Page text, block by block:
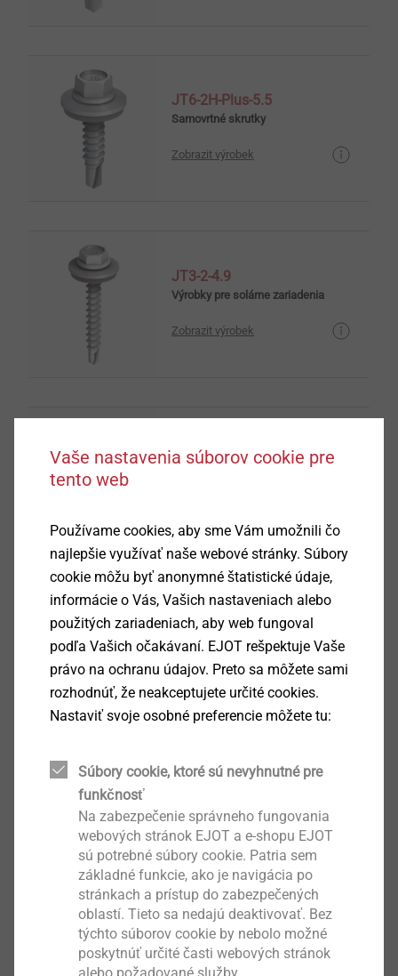
JT6-2H-Plus-5.5
Samovrtné skrutky
Zobrazit výrobek
JT3-2-4.9
Výrobky pre solárne zariadenia
Zobrazit výrobek
JT3-2-6.0
Výrobky pre solárne zariadenia
JF3-FR-2-5.5
Výrobky pre solárne zariadenia
Samovrtné skrutky
Zobrazit výrobek
Vaše nastavenia súborov cookie pre
tento web
Používame cookies, aby sme Vám umožnili čo
najlepšie využívať naše webové stránky. Súbory
cookie môžu byť anonymné štatistické údaje,
informácie o Vás, Vašich nastaveniach alebo
použitých zariadeniach, aby web fungoval
podľa Vašich očakávaní. EJOT rešpektuje Vaše
právo na ochranu údajov. Preto sa môžete sami
rozhodnúť, že neakceptujete určité cookies.
Nastaviť svoje osobné preferencie môžete tu:
Súbory cookie, ktoré sú nevyhnutné pre
funkčnosť
Na zabezpečenie správneho fungovania
webových stránok EJOT a e-shopu EJOT
sú potrebné súbory cookie. Patria sem
základné funkcie, ako je navigácia po
stránkach a prístup do zabezpečených
oblastí. Tieto sa nedajú deaktivovať. Bez
týchto súborov cookie by nebolo možné
poskytnúť určité časti webových stránok